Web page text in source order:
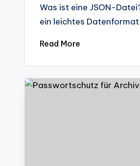
Was ist eine JSON-
ein leichtes
Read More